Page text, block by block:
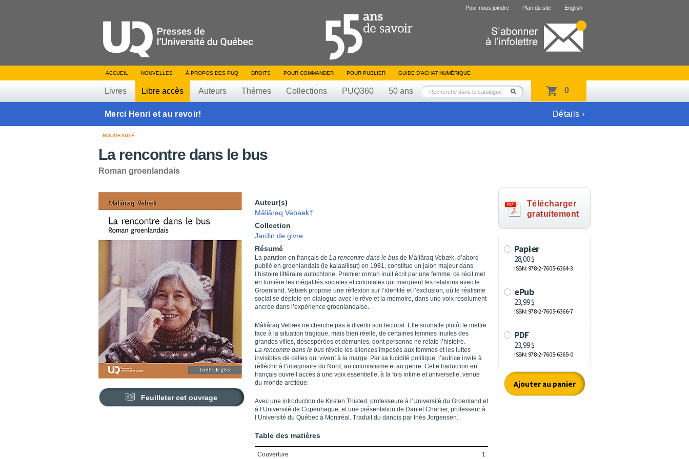
Pour nous joindre Plan du site English
ACCUEIL NOUVELLES À PROPOS DES PUQ DROITS POUR COMMANDER POUR PUBLIER GUIDE D’ACHAT NUMÉRIQUE
Livres Libre accès Auteurs Thèmes Collections PUQ360 50 ans 0
Merci Henri et au revoir! Détails ›
NOUVEAUTÉ
La rencontre dans le bus
Roman groenlandais
Feuilleter cet ouvrage
Auteur(s)
Mâliâraq Vebaek†
Collection
Jardin de givre
Résumé
La parution en français de La rencontre dans le bus de Mâliâraq Vebæk, d’abord
publié en groenlandais (le kalaallisut) en 1981, constitue un jalon majeur dans
l’histoire littéraire autochtone. Premier roman inuit écrit par une femme, ce récit met
en lumière les inégalités sociales et coloniales qui marquent les relations avec le
Groenland. Vebæk propose une réflexion sur l’identité et l’exclusion, où le réalisme
social se déploie en dialogue avec le rêve et la mémoire, dans une voix résolument
ancrée dans l’expérience groenlandaise.
Mâliâraq Vebæk ne cherche pas à divertir son lectorat. Elle souhaite plutôt le mettre
face à la situation tragique, mais bien réelle, de certaines femmes inuites des
grandes villes, désespérées et démunies, dont personne ne relate l’histoire.
La rencontre dans le bus révèle les silences imposés aux femmes et les luttes
invisibles de celles qui vivent à la marge. Par sa lucidité politique, l’autrice invite à
réfléchir à l’imaginaire du Nord, au colonialisme et au genre. Cette traduction en
français ouvre l’accès à une voix essentielle, à la fois intime et universelle, venue
du monde arctique.
Avec une introduction de Kirsten Thisted, professeure à l’Université du Groenland et
à l’Université de Copenhague, et une présentation de Daniel Chartier, professeur à
l’Université du Québec à Montréal. Traduit du danois par Inès Jorgensen.
Table des matières
Couverture 1
Télécharger
gratuitement